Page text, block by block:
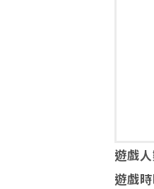
遊戲人
遊戲時